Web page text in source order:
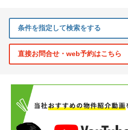
条件を指定して検索をする
直接お問合せ・web予約はこちら